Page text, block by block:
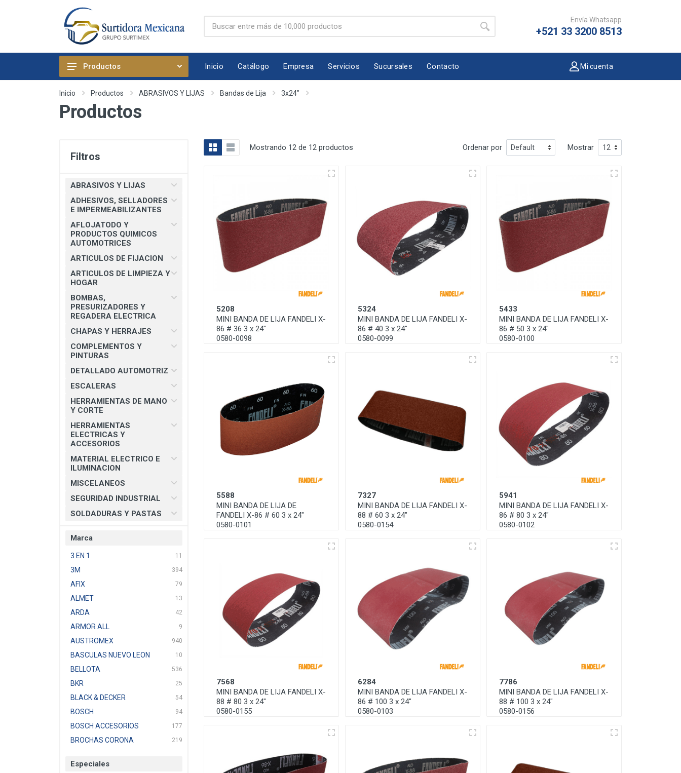
Envía Whatsapp
+521 33 3200 8513
ABRASIVOS Y LIJAS
ADHESIVOS, SELLADORES E
IMPERMEABILIZANTES
ARTICULOS DE FIJACION
HOGAR
BOMBAS, PRESURIZADORES Y
REGADERA ELECTRICA
CHAPAS Y HERRAJES
ESCALERAS
HERRAMIENTAS DE MANO Y
CORTE
HERRAMIENTAS ELECTRICAS Y
MATERIAL ELECTRICO E
MISCELANEOS
PRODUCTOS 3M
SOLDADURAS Y PASTAS
Productos Inicio Catálogo Empresa Servicios Sucursales Contacto Mi cuenta
Inicio Productos ABRASIVOS Y LIJAS Bandas de Lija 3x24"
Productos
Filtros
ABRASIVOS Y LIJAS
ADHESIVOS, SELLADORES
E IMPERMEABILIZANTES
AFLOJATODO Y
PRODUCTOS QUIMICOS
AUTOMOTRICES
ARTICULOS DE FIJACION
ARTICULOS DE LIMPIEZA Y
HOGAR
BOMBAS,
PRESURIZADORES Y
REGADERA ELECTRICA
CHAPAS Y HERRAJES
COMPLEMENTOS Y
PINTURAS
DETALLADO AUTOMOTRIZ
ESCALERAS
HERRAMIENTAS DE MANO
Y CORTE
HERRAMIENTAS
ELECTRICAS Y
ACCESORIOS
MATERIAL ELECTRICO E
ILUMINACION
MISCELANEOS
SEGURIDAD INDUSTRIAL
SOLDADURAS Y PASTAS
Marca
3 EN 1 11
3M 394
AFIX 79
ALMET 13
ARDA 42
ARMOR ALL 9
AUSTROMEX 940
BASCULAS NUEVO LEON 10
BELLOTA 536
BKR 25
BLACK & DECKER 54
BOSCH 94
BOSCH ACCESORIOS 177
BROCHAS CORONA 219
CAT
Especiales
Mostrando 12 de 12 productos Ordenar por Mostrar
5208
MINI BANDA DE LIJA FANDELI X-
86 # 36 3 x 24"
0580-0098
5324
MINI BANDA DE LIJA FANDELI X-
86 # 40 3 x 24"
0580-0099
5433
MINI BANDA DE LIJA FANDELI X-
86 # 50 3 x 24"
0580-0100
5588
MINI BANDA DE LIJA DE
FANDELI X-86 # 60 3 x 24"
0580-0101
7327
MINI BANDA DE LIJA FANDELI X-
88 # 60 3 x 24"
0580-0154
5941
MINI BANDA DE LIJA FANDELI X-
86 # 80 3 x 24"
0580-0102
7568
MINI BANDA DE LIJA FANDELI X-
88 # 80 3 x 24"
0580-0155
6284
MINI BANDA DE LIJA FANDELI X-
86 # 100 3 x 24"
0580-0103
7786
MINI BANDA DE LIJA FANDELI X-
88 # 100 3 x 24"
0580-0156